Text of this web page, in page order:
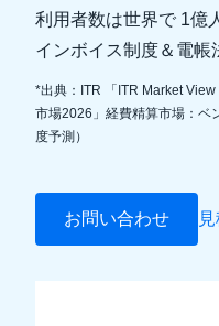
利用者数は世界で 1億
インボイス制度＆電帳
*出典：ITR 「ITR Market
市場2026」経費精算市場：ベ
度予測）
お問い合わせ